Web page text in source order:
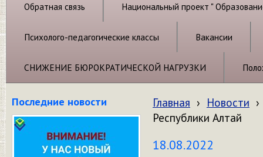
Обратная связь Национальный проект "
Психолого-педагогические классы Вакансии
СНИЖЕНИЕ БЮРОКРАТИЧЕСКОЙ НАГРУЗКИ
Последние новости Главная › Новости ›
Республики Алтай
18.08.2022